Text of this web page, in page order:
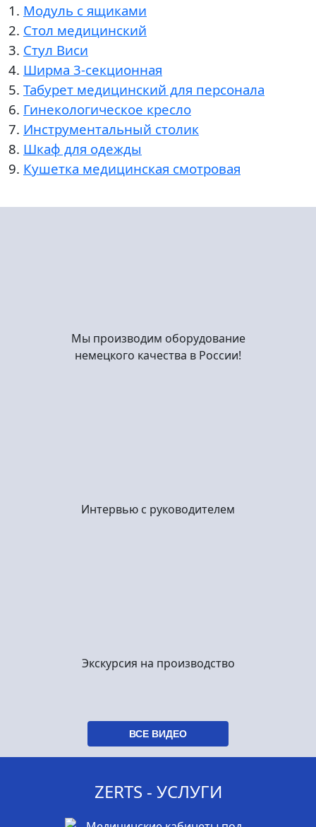
1. Модуль с ящиками
2. Стол медицинский
3. Стул Виси
4. Ширма 3-секционная
5. Табурет медицинский для персонала
6. Гинекологическое кресло
7. Инструментальный столик
8. Шкаф для одежды
9. Кушетка медицинская смотровая
Мы производим оборудование
немецкого качества в России!
Интервью с руководителем
Экскурсия на производство
ВСЕ ВИДЕО
ZERTS - УСЛУГИ